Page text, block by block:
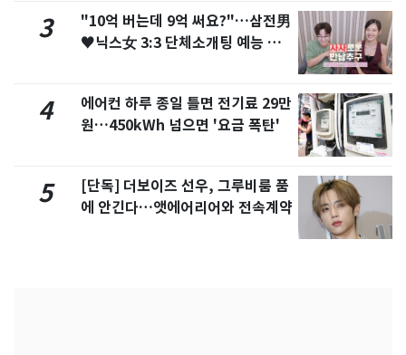
3
"10억 버는데 9억 써요?"…삼전男
♥닉스女 3:3 단체소개팅 예능 화
4
에어컨 하루 종일 틀면 전기료 29만
원…450kWh 넘으면 '요금 폭탄'
5
[단독] 더보이즈 선우, 그루비룸 품
에 안긴다…앳에어리어와 전속계약